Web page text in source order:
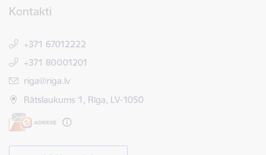
Kontakti
+371 67012222
+371 80001201
E-pasts:
riga@riga.lv
Rātslaukums 1, Rīga, LV-1050